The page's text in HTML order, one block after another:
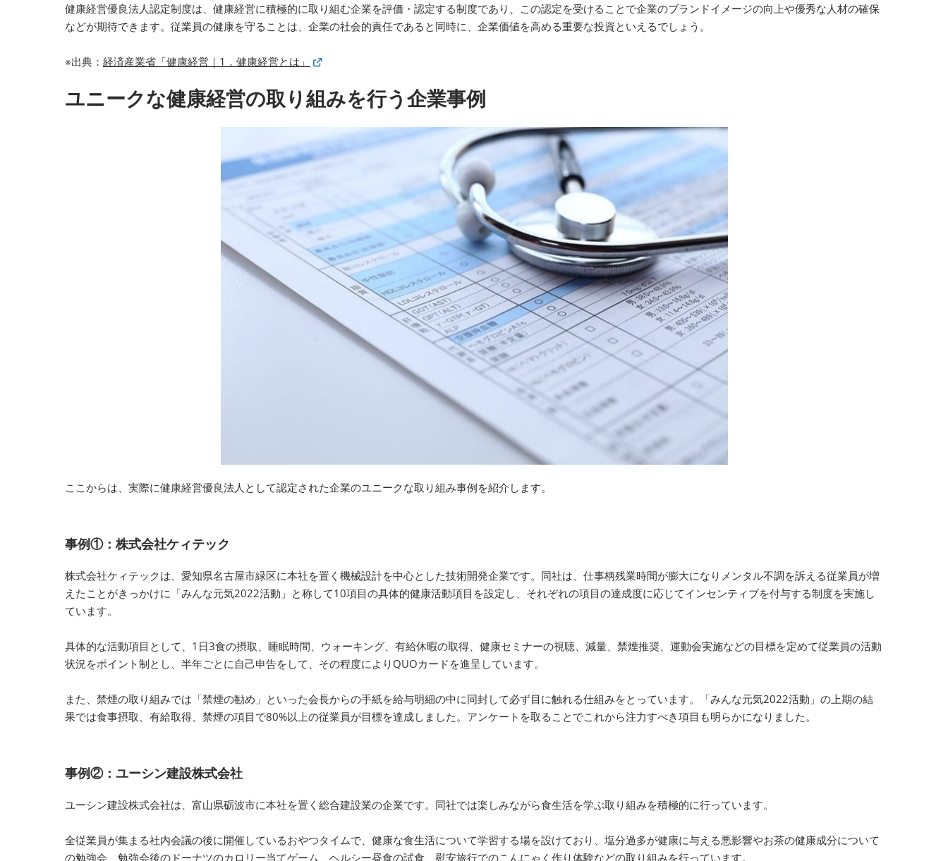
健康経営優良法人認定制度は、健康経営に積極的に取り組む企業を評価・認定する制度であり、この認定を受けることで企業のブランドイメージの向上や優秀な人材の確保
などが期待できます。従業員の健康を守ることは、企業の社会的責任であると同時に、企業価値を高める重要な投資といえるでしょう。
※出典： 経済産業省「健康経営｜1．健康経営とは」
ユニークな健康経営の取り組みを行う企業事例
ここからは、実際に健康経営優良法人として認定された企業のユニークな取り組み事例を紹介します。
事例①：株式会社ケィテック
株式会社ケィテックは、愛知県名古屋市緑区に本社を置く機械設計を中心とした技術開発企業です。同社は、仕事柄残業時間が膨大になりメンタル不調を訴える従業員が増
えたことがきっかけに「みんな元気2022活動」と称して10項目の具体的健康活動項目を設定し、それぞれの項目の達成度に応じてインセンティブを付与する制度を実施し
ています。
具体的な活動項目として、1日3食の摂取、睡眠時間、ウォーキング、有給休暇の取得、健康セミナーの視聴、減量、禁煙推奨、運動会実施などの目標を定めて従業員の活動
状況をポイント制とし、半年ごとに自己申告をして、その程度によりQUOカードを進呈しています。
また、禁煙の取り組みでは「禁煙の勧め」といった会長からの手紙を給与明細の中に同封して必ず目に触れる仕組みをとっています。「みんな元気2022活動」の上期の結
果では食事摂取、有給取得、禁煙の項目で80%以上の従業員が目標を達成しました。アンケートを取ることでこれから注力すべき項目も明らかになりました。
事例②：ユーシン建設株式会社
ユーシン建設株式会社は、富山県砺波市に本社を置く総合建設業の企業です。同社では楽しみながら食生活を学ぶ取り組みを積極的に行っています。
全従業員が集まる社内会議の後に開催しているおやつタイムで、健康な食生活について学習する場を設けており、塩分過多が健康に与える悪影響やお茶の健康成分について
の勉強会、勉強会後のドーナツのカロリー当てゲーム、ヘルシー昼食の試食、慰安旅行でのこんにゃく作り体験などの取り組みを行っています。